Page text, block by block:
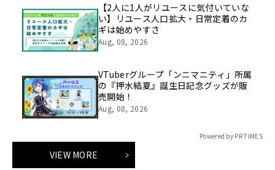
【2人に1人がリユースに気付いていな
い】リユース人口拡大・日常定着のカ
ギは始めやすさ
Aug, 08, 2026
VTuberグループ「ンニマニティ」所属
の『押水結夏』誕生日記念グッズが販
売開始！
Aug, 08, 2026
Powered by PR TIMES
VIEW MORE